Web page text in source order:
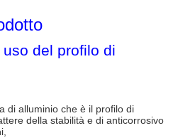
del profilo di
di alluminio che è il profilo di
della stabilità e di anticorrosivo